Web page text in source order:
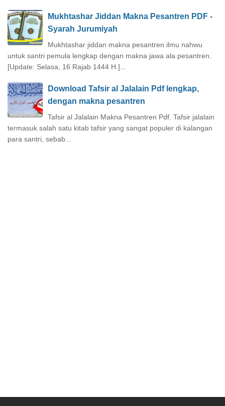
Mukhtashar Jiddan Makna Pesantren PDF -
Syarah Jurumiyah
Mukhtashar jiddan makna pesantren ilmu nahwu
untuk santri pemula lengkap dengan makna jawa ala pesantren.
[Update: Selasa, 16 Rajab 1444 H.]...
Download Tafsir al Jalalain Pdf lengkap,
dengan makna pesantren
Tafsir al Jalalain Makna Pesantren Pdf. Tafsir jalalain
termasuk salah satu kitab tafsir yang sangat populer di kalangan
para santri, sebab...